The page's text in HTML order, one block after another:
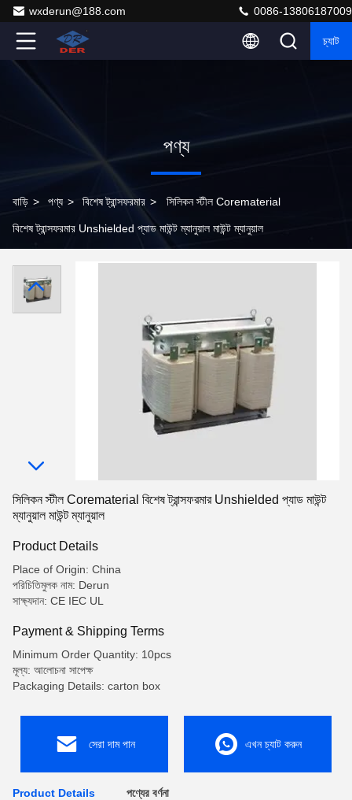
wxderun@188.com 0086-13806187009
চ্যাট
পণ্য
বাড়ি > পণ্য > বিশেষ ট্রান্সফরমার > সিলিকন স্টীল Corematerial
বিশেষ ট্রান্সফরমার Unshielded প্যাড মাউন্ট ম্যানুয়াল মাউন্ট ম্যানুয়াল
সিলিকন স্টীল Corematerial বিশেষ ট্রান্সফরমার Unshielded প্যাড মাউন্ট
ম্যানুয়াল মাউন্ট ম্যানুয়াল
Product Details
Place of Origin: China
পরিচিতিমুলক নাম: Derun
সাক্ষ্যদান: CE IEC UL
Payment & Shipping Terms
Minimum Order Quantity: 10pcs
মূল্য: আলোচনা সাপেক্ষ
Packaging Details: carton box
সেরা দাম পান এখন চ্যাট করুন
Product Details পণ্যের বর্ণনা